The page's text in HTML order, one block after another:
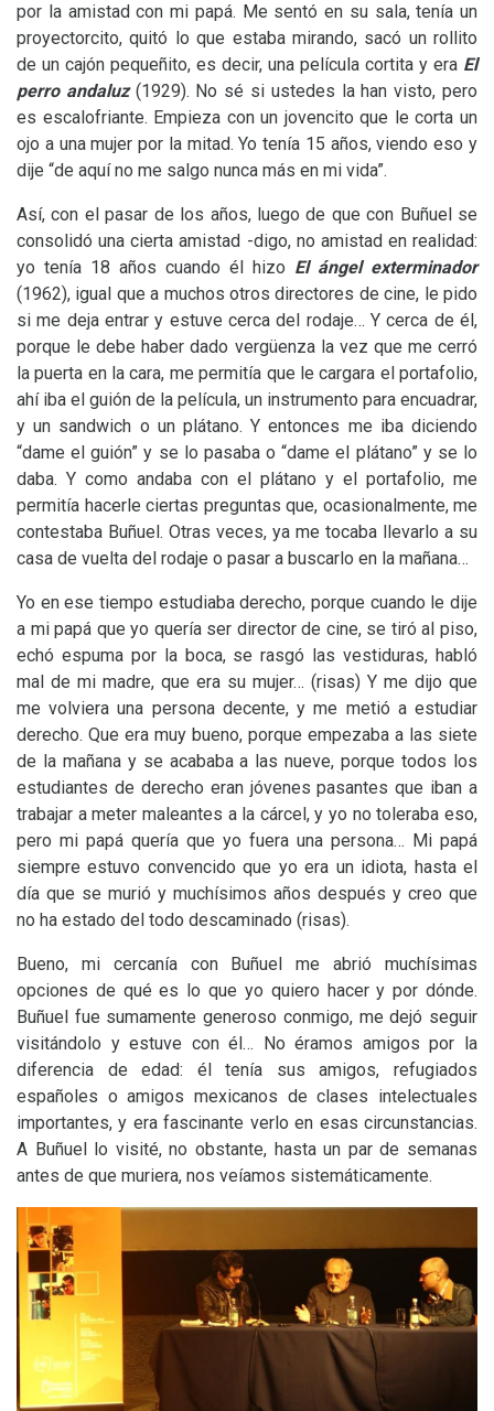
por la amistad con mi papá. Me sentó en su sala, tenía un
proyectorcito, quitó lo que estaba mirando, sacó un rollito
de un cajón pequeñito, es decir, una película cortita y era El
perro andaluz (1929). No sé si ustedes la han visto, pero
es escalofriante. Empieza con un jovencito que le corta un
ojo a una mujer por la mitad. Yo tenía 15 años, viendo eso y
dije “de aquí no me salgo nunca más en mi vida”.
Así, con el pasar de los años, luego de que con Buñuel se
consolidó una cierta amistad -digo, no amistad en realidad:
yo tenía 18 años cuando él hizo El ángel exterminador
(1962), igual que a muchos otros directores de cine, le pido
si me deja entrar y estuve cerca del rodaje… Y cerca de él,
porque le debe haber dado vergüenza la vez que me cerró
la puerta en la cara, me permitía que le cargara el portafolio,
ahí iba el guión de la película, un instrumento para encuadrar,
y un sandwich o un plátano. Y entonces me iba diciendo
“dame el guión” y se lo pasaba o “dame el plátano” y se lo
daba. Y como andaba con el plátano y el portafolio, me
permitía hacerle ciertas preguntas que, ocasionalmente, me
contestaba Buñuel. Otras veces, ya me tocaba llevarlo a su
casa de vuelta del rodaje o pasar a buscarlo en la mañana…
Yo en ese tiempo estudiaba derecho, porque cuando le dije
a mi papá que yo quería ser director de cine, se tiró al piso,
echó espuma por la boca, se rasgó las vestiduras, habló
mal de mi madre, que era su mujer… (risas) Y me dijo que
me volviera una persona decente, y me metió a estudiar
derecho. Que era muy bueno, porque empezaba a las siete
de la mañana y se acababa a las nueve, porque todos los
estudiantes de derecho eran jóvenes pasantes que iban a
trabajar a meter maleantes a la cárcel, y yo no toleraba eso,
pero mi papá quería que yo fuera una persona… Mi papá
siempre estuvo convencido que yo era un idiota, hasta el
día que se murió y muchísimos años después y creo que
no ha estado del todo descaminado (risas).
Bueno, mi cercanía con Buñuel me abrió muchísimas
opciones de qué es lo que yo quiero hacer y por dónde.
Buñuel fue sumamente generoso conmigo, me dejó seguir
visitándolo y estuve con él… No éramos amigos por la
diferencia de edad: él tenía sus amigos, refugiados
españoles o amigos mexicanos de clases intelectuales
importantes, y era fascinante verlo en esas circunstancias.
A Buñuel lo visité, no obstante, hasta un par de semanas
antes de que muriera, nos veíamos sistemáticamente.